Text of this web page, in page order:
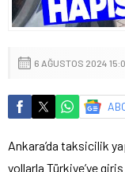
6 AĞUSTOS 2024
Ankara’da taksicilik
yollarla Türkiye’ye